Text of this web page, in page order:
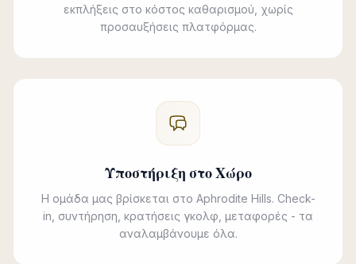
εκπλήξεις στο κόστος καθαρισμού, χωρίς
προσαυξήσεις πλατφόρμας.
Υποστήριξη στο Χώρο
Η ομάδα μας βρίσκεται στο Aphrodite Hills. Check-
in, συντήρηση, κρατήσεις γκολφ, μεταφορές - τα
αναλαμβάνουμε όλα.